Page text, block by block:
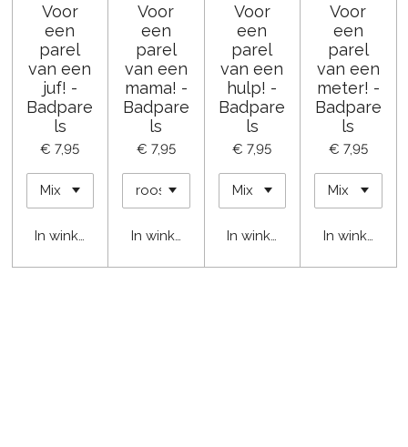
Voor
een
parel
van een
juf! -
Badpare
ls
€ 7,95
In winkelwagen
Voor
een
parel
van een
mama! -
Badpare
ls
€ 7,95
In winkelwagen
Voor
een
parel
van een
hulp! -
Badpare
ls
€ 7,95
In winkelwagen
Voor
een
parel
van een
meter! -
Badpare
ls
€ 7,95
In